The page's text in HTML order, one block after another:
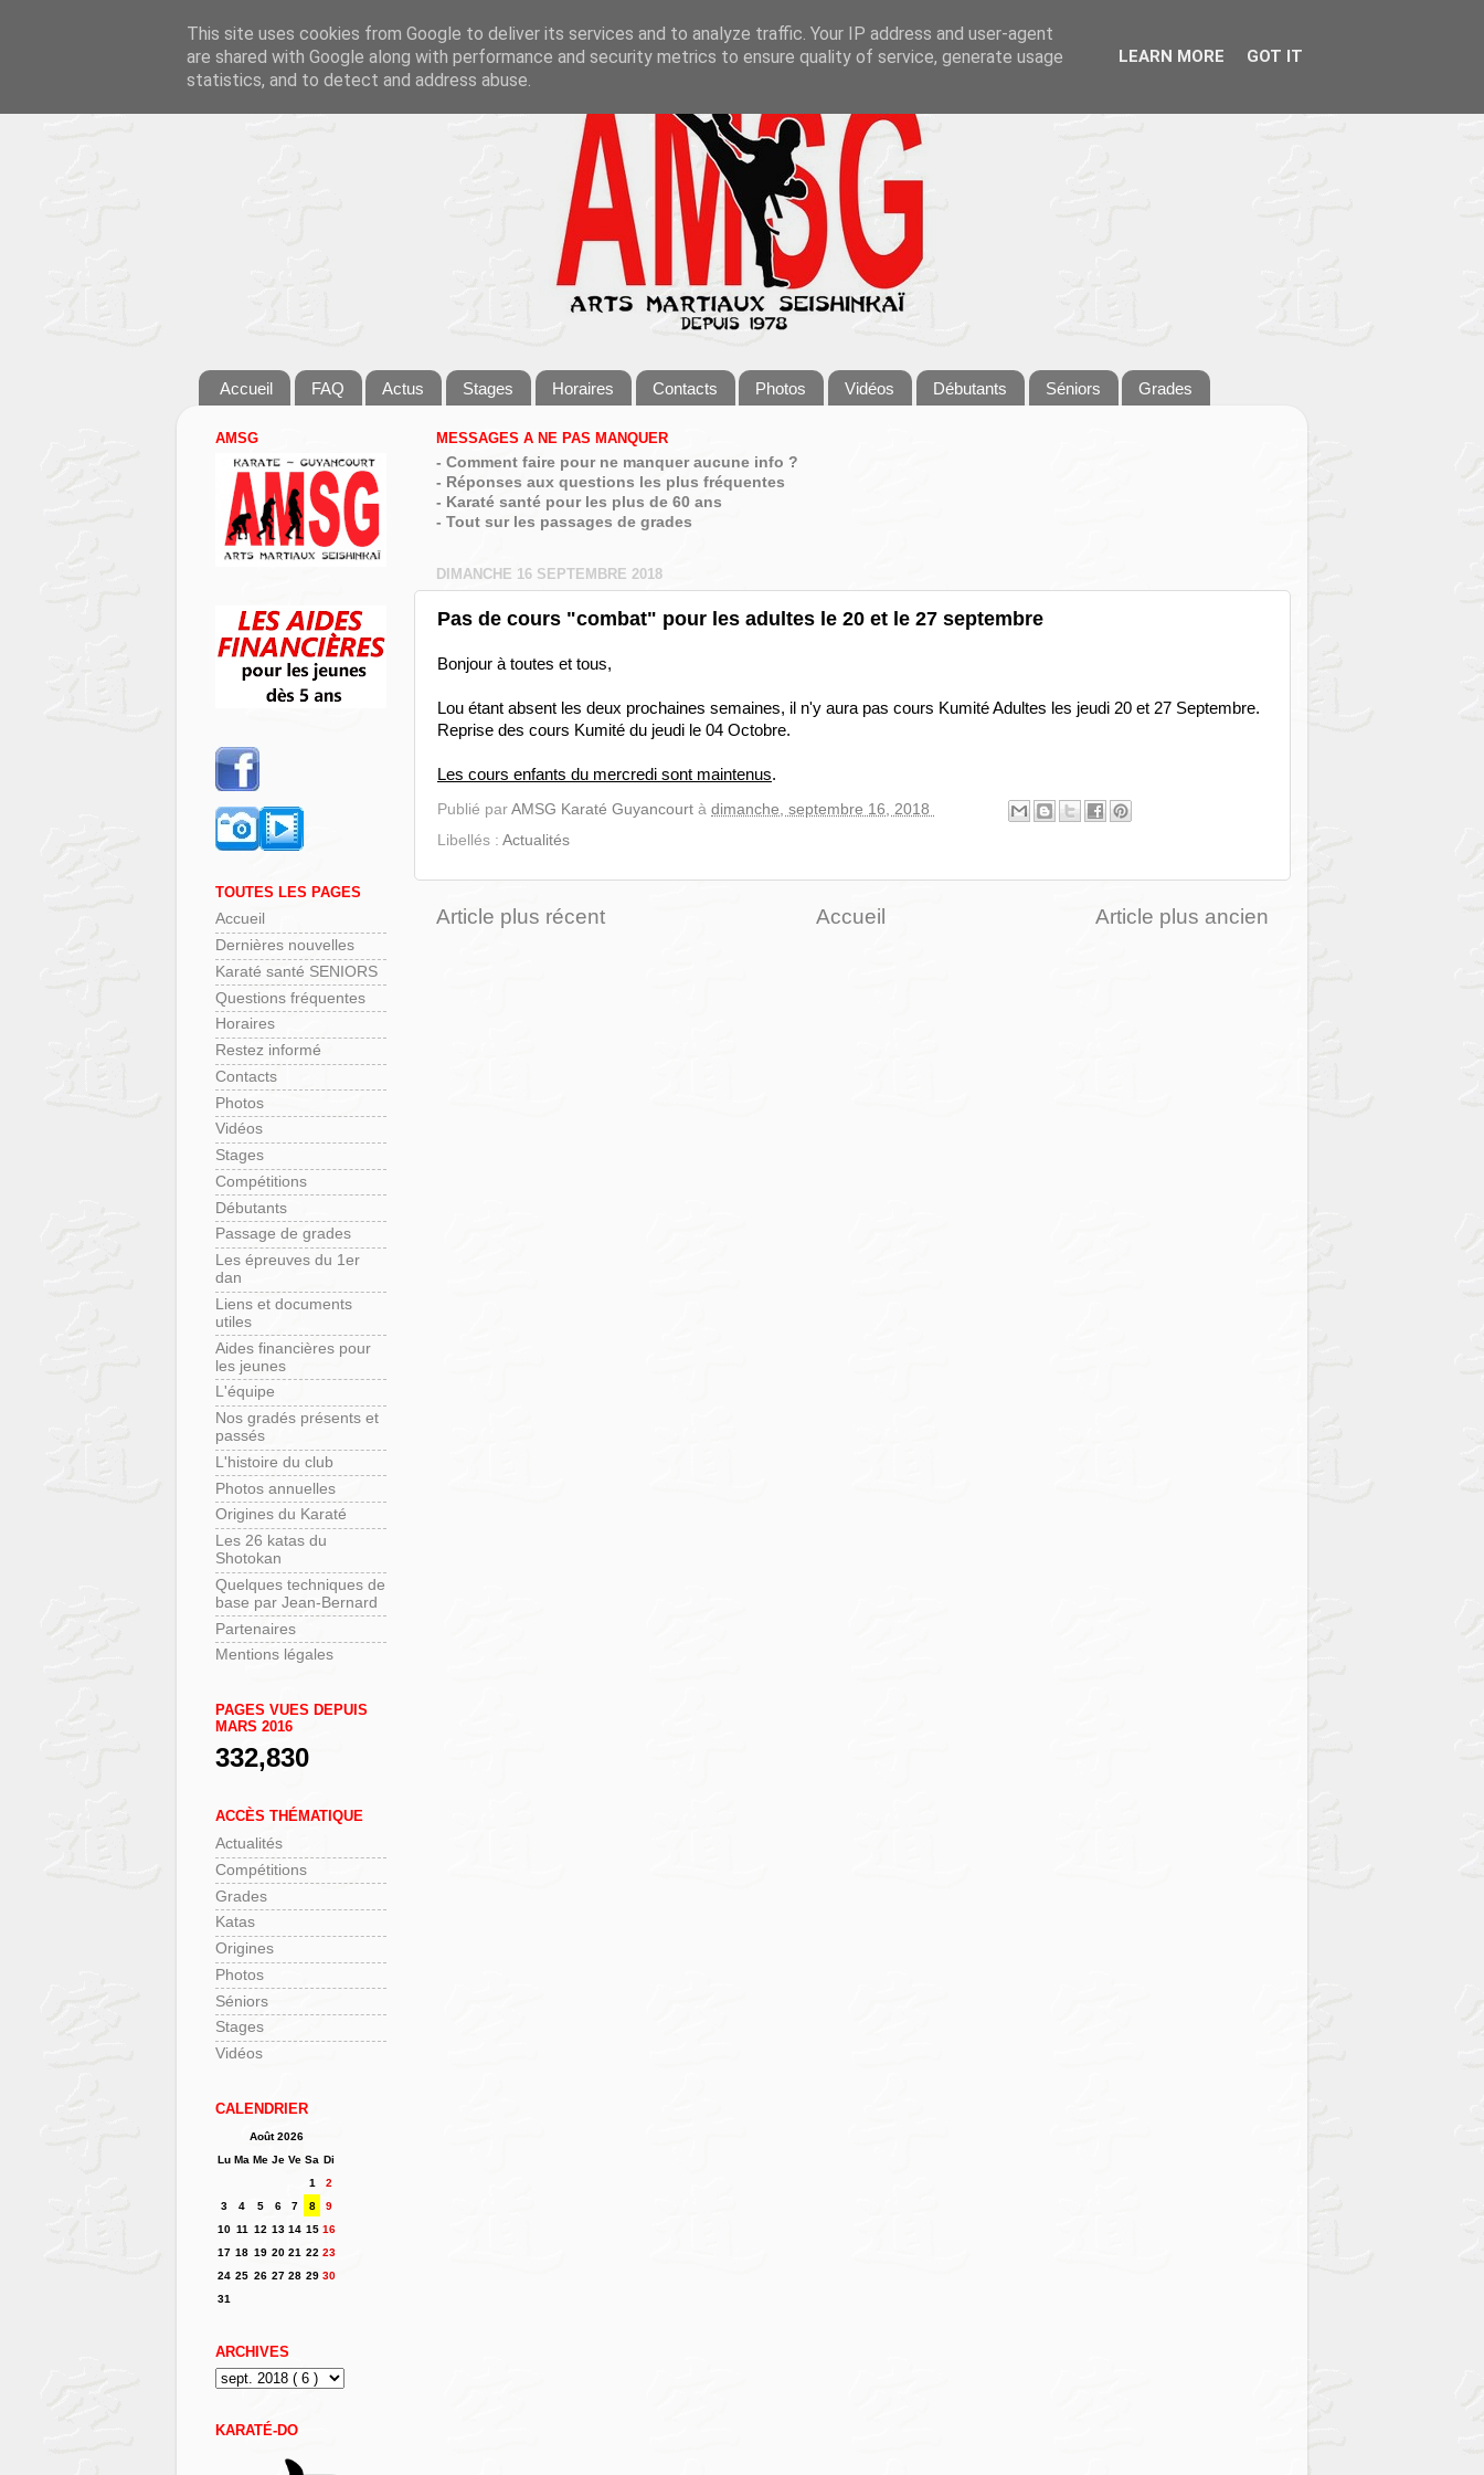
Accueil FAQ Actus Stages Horaires Contacts Photos Vidéos Débutants Séniors Grades
MESSAGES A NE PAS MANQUER
- Comment faire pour ne manquer aucune info ?
- Réponses aux questions les plus fréquentes
- Karaté santé pour les plus de 60 ans
- Tout sur les passages de grades
DIMANCHE 16 SEPTEMBRE 2018
Pas de cours "combat" pour les adultes le 20 et le 27 septembre
Bonjour à toutes et tous,
Lou étant absent les deux prochaines semaines, il n'y aura pas cours Kumité Adultes les jeudi 20 et 27 Septembre.
Reprise des cours Kumité du jeudi le 04 Octobre.
Les cours enfants du mercredi sont maintenus.
Publié par AMSG Karaté Guyancourt à dimanche, septembre 16, 2018
Libellés : Actualités
Article plus récent Article plus ancien
Accueil
AMSG
TOUTES LES PAGES
Accueil
Dernières nouvelles
Karaté santé SENIORS
Questions fréquentes
Horaires
Restez informé
Contacts
Photos
Vidéos
Stages
Compétitions
Débutants
Passage de grades
Les épreuves du 1er
dan
Liens et documents
utiles
Aides financières pour
les jeunes
L'équipe
Nos gradés présents et
passés
L'histoire du club
Photos annuelles
Origines du Karaté
Les 26 katas du
Shotokan
Quelques techniques de
base par Jean-Bernard
Partenaires
Mentions légales
PAGES VUES DEPUIS
MARS 2016
332,830
ACCÈS THÉMATIQUE
Actualités
Compétitions
Grades
Katas
Origines
Photos
Séniors
Stages
Vidéos
CALENDRIER
Août 2026
Lu Ma Me Je Ve Sa Di
1
2
3
4 5 6 7 8
9
10 11 12 13 14 15 16
17 18 19 20 21 22 23
24 25 26 27 28 29 30
31
ARCHIVES
KARATÉ-DO
This site uses cookies from Google to deliver its services and to analyze traffic. Your IP address and user-agent
are shared with Google along with performance and security metrics to ensure quality of service, generate usage
statistics, and to detect and address abuse.
LEARN MORE GOT IT